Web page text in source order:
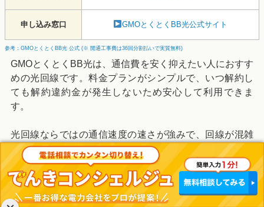
申し込み窓口 GMOとくとくBB光公式サイト
参考：GMOとくとくBB光 公式 (※ 開通工事費は36回分割払いで実質無料)
GMOとくとくBB光は、通信費を安く抑えたい人におすす
めの光回線です。料金プランがシンプルで、いつ解約し
ても解約違約金が発生しないため安心して利用できま
す。
光回線ならではの通信速度の速さが強みで、回線が混雑
しやすい夜間や休日でもインターネットをストレスなく
楽しめます。
高性能Wi-Fiルーターの無料レンタルや、他社からの乗り